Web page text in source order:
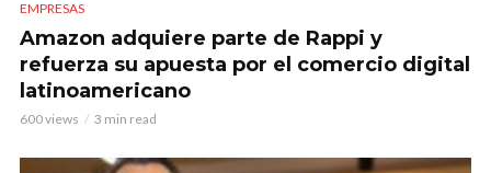
EMPRESAS
Amazon adquiere parte de Rappi y
refuerza su apuesta por el comercio digital
latinoamericano
600 views 3 min read